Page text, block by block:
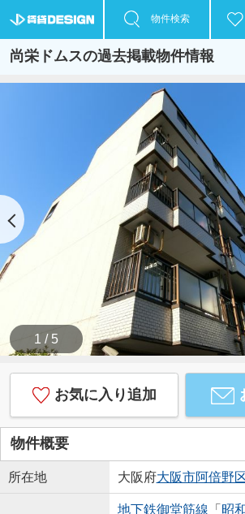
物件検索
尚栄ドムスの過去掲載物件情報
1 / 5
お気に入り追加
物件概要
所在地 大阪府大阪市阿倍野
地下鉄御堂筋線 「 昭